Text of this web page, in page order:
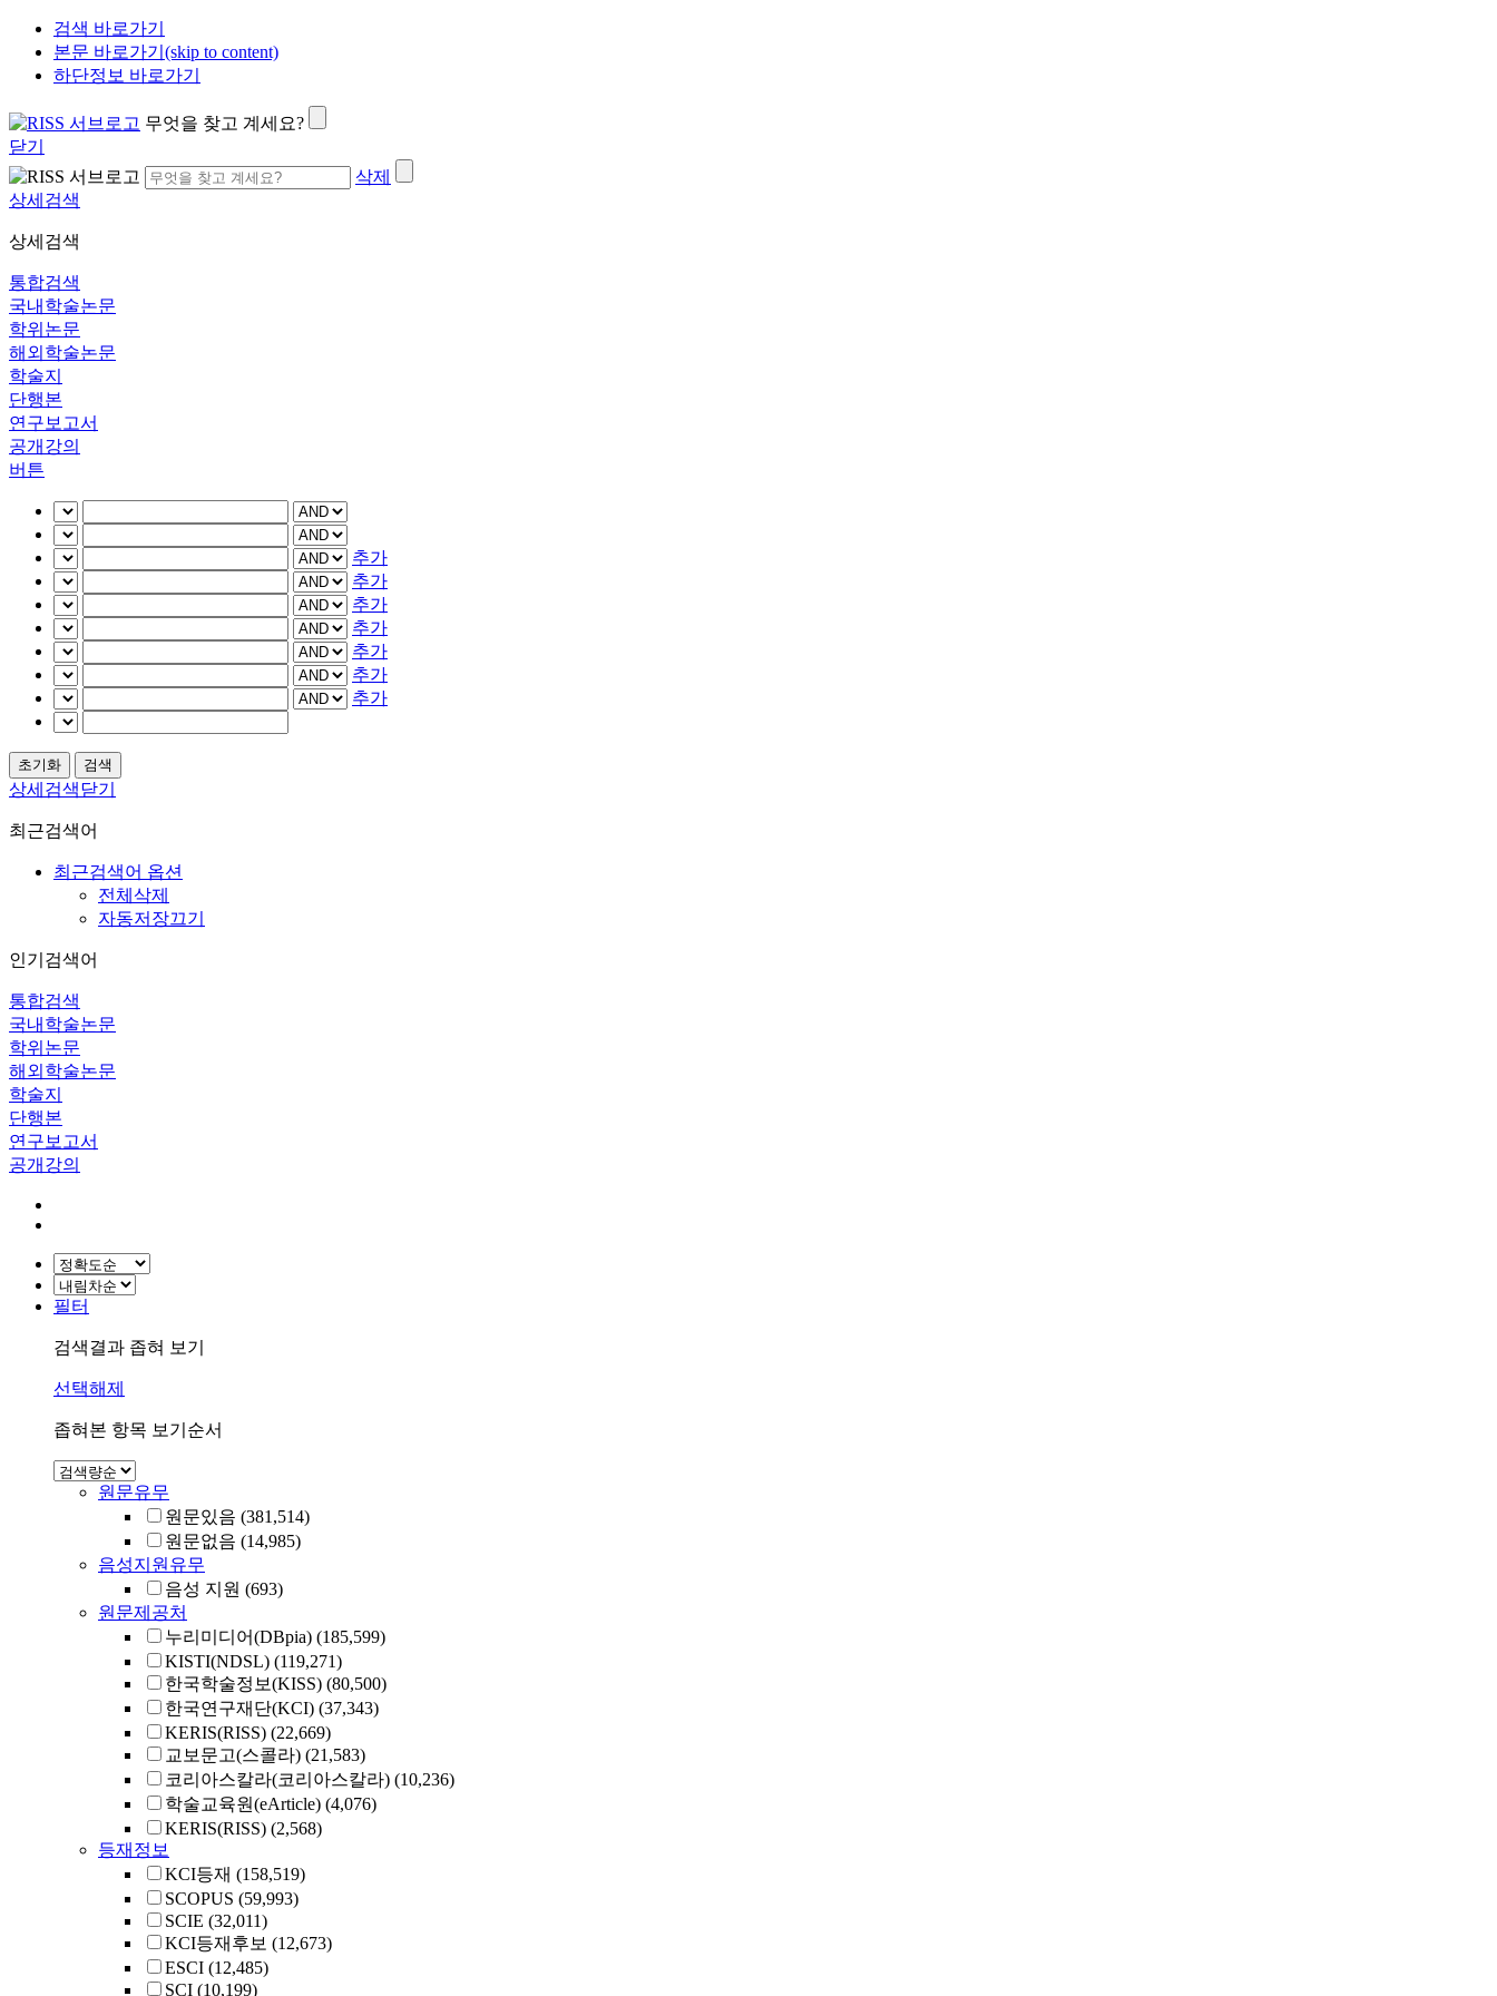
검색 바로가기
본문 바로가기(skip to content)
하단정보 바로가기
무엇을 찾고 계세요?
닫기
삭제
상세검색
상세검색
통합검색
국내학술논문
학위논문
해외학술논문
학술지
단행본
연구보고서
공개강의
버튼
추가
추가
추가
추가
추가
추가
추가
상세검색닫기
최근검색어
최근검색어 옵션
전체삭제
자동저장끄기
인기검색어
통합검색
국내학술논문
학위논문
해외학술논문
학술지
단행본
연구보고서
공개강의
필터
검색결과 좁혀 보기
선택해제
좁혀본 항목 보기순서
원문유무
원문있음 (381,514)
원문없음 (14,985)
음성지원유무
음성 지원 (693)
원문제공처
누리미디어(DBpia) (185,599)
KISTI(NDSL) (119,271)
한국학술정보(KISS) (80,500)
한국연구재단(KCI) (37,343)
KERIS(RISS) (22,669)
교보문고(스콜라) (21,583)
코리아스칼라(코리아스칼라) (10,236)
학술교육원(eArticle) (4,076)
KERIS(RISS) (2,568)
등재정보
KCI등재 (158,519)
SCOPUS (59,993)
SCIE (32,011)
KCI등재후보 (12,673)
ESCI (12,485)
SCI (10,199)